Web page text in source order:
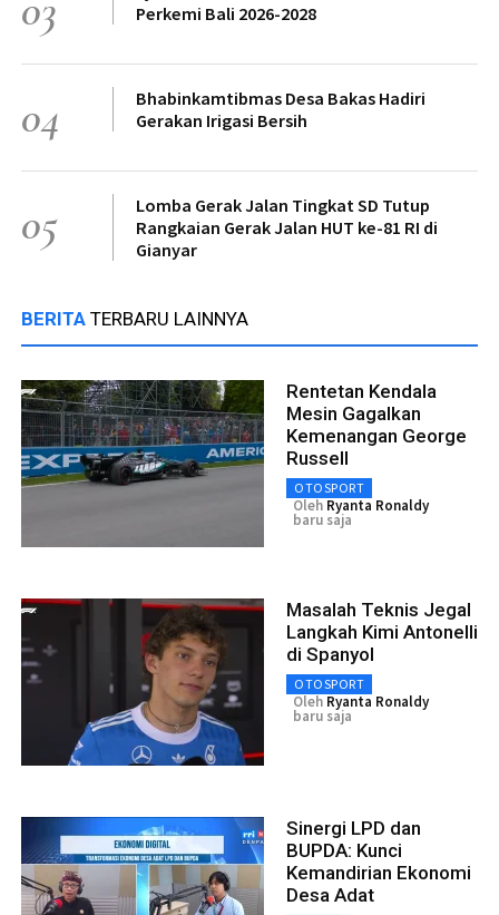
Perkemi Bali 2026-2028
04
Bhabinkamtibmas Desa Bakas Hadiri
Gerakan Irigasi Bersih
05
Lomba Gerak Jalan Tingkat SD Tutup
Rangkaian Gerak Jalan HUT ke-81 RI di
Gianyar
BERITA TERBARU LAINNYA
Rentetan Kendala
Mesin Gagalkan
Kemenangan George
Russell
OTOSPORT
Oleh Ryanta Ronaldy
baru saja
Masalah Teknis Jegal
Langkah Kimi Antonelli
di Spanyol
OTOSPORT
Oleh Ryanta Ronaldy
baru saja
Sinergi LPD dan
BUPDA: Kunci
Kemandirian Ekonomi
Desa Adat